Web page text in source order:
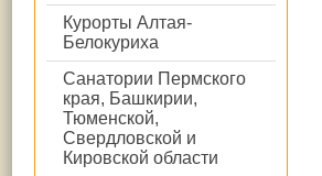
Курорты Алтая-
Белокуриха
Санатории Пермского
края, Башкирии,
Тюменской,
Свердловской и
Кировской области